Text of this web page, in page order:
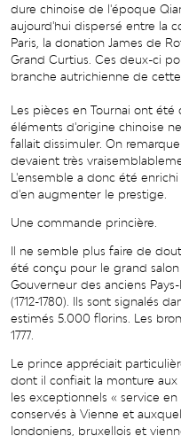
dure chinoise de l'époque
aujourd'hui dispersé entre la
Paris, la donation James de
Grand Curtius. Ces deux-ci
branche autrichienne de cette
Les pièces en Tournai ont
éléments d'origine chinoise
fallait dissimuler. On
devaient très
L'ensemble a donc été
d'en augmenter le prestige.
Une commande princière.
Il ne semble plus faire de
été conçu pour le grand
Gouverneur des anciens
(1712-1780). Ils sont signalés
estimés 5.000 florins. Les
1777.
Le prince appréciait
dont il confiait la monture
les exceptionnels « service
conservés à Vienne et
londoniens, bruxellois et